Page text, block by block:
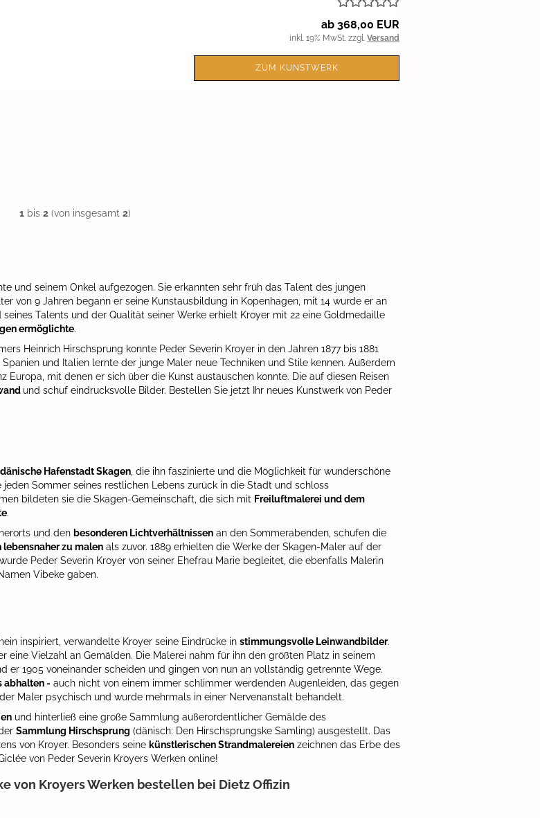
ab 368,00 EUR
inkl. 19% MwSt. zzgl. Versand
ZUM KUNSTWERK
1bis 2(von insgesamt 2)
und seinem Onkel aufgezogen. Sie erkannten sehr früh das Talent des jungen
von 9 Jahren begann er seine Kunstausbildung in Kopenhagen, mit 14 wurde er an
Talents und der Qualität seiner Werke erhielt Kroyer mit 22 eine Goldmedaille
ermöglichte.
Heinrich Hirschsprung konnte Peder Severin Kroyer in den Jahren 1877 bis 1881
Spanien und Italien lernte der junge Maler neue Techniken und Stile kennen. Außerdem
Europa, mit denen er sich über die Kunst austauschen konnte. Die auf diesen Reisen
und schuf eindrucksvolle Bilder. Bestellen Sie jetzt Ihr neues Kunstwerk von Peder
dänische Hafenstadt Skagen , die ihn faszinierte und die Möglichkeit für wunderschöne
Sommer seines restlichen Lebens zurück in die Stadt und schloss
bildeten sie die Skagen-Gemeinschaft, die sich mit Freiluftmalerei und dem
.
und den besonderen Lichtverhältnissen an den Sommerabenden, schufen die
zu malen als zuvor. 1889 erhielten die Werke der Skagen-Maler auf der
Peder Severin Kroyer von seiner Ehefrau Marie begleitet, die ebenfalls Malerin
Vibeke gaben.
inspiriert, verwandelte Kroyer seine Eindrücke in stimmungsvolle Leinwandbilder.
eine Vielzahl an Gemälden. Die Malerei nahm für ihn den größten Platz in seinem
er 1905 voneinander scheiden und gingen von nun an vollständig getrennte Wege.
abhalten - auch nicht von einem immer schlimmer werdenden Augenleiden, das gegen
Maler psychisch und wurde mehrmals in einer Nervenanstalt behandelt.
und hinterließ eine große Sammlung außerordentlicher Gemälde des
Sammlung Hirschsprung (dänisch: Den Hirschsprungske Samling) ausgestellt. Das
von Kroyer. Besonders seine künstlerischen Strandmalereien zeichnen das Erbe des
von Peder Severin Kroyers Werken online!
von Kroyers Werken bestellen bei Dietz Offizin